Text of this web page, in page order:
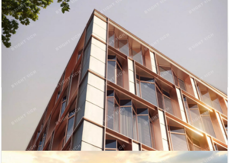
444.5 м2
140 018
тыс. руб
Показать похожие на eip.ru
Статьи
Итоги бизнес-завтрака «Апартаменты – альтернатива
жилью или инвестиционный продукт?» в Петербурге